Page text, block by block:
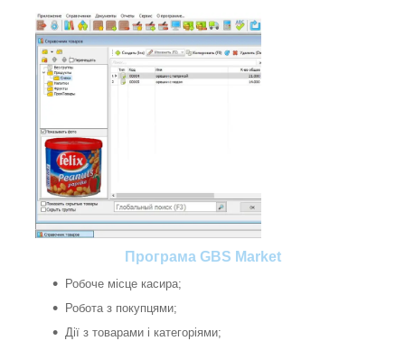
Програма GBS Market
Робоче місце касира;
Робота з покупцями;
Дії з товарами і категоріями;